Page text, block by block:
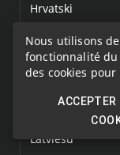
Nous utilisons
fonctionnalité
des cookies
ACCEPTER
Hrvatski
Italiano
Kazakh
Latviešu